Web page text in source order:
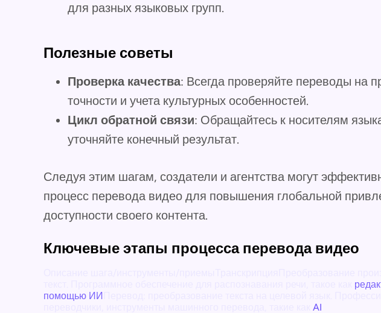
для разных языковых групп.
Полезные советы
Проверка качества: Всегда проверяйте переводы на
точности и учета культурных особенностей.
Цикл обратной связи: Обращайтесь к носителям
уточняйте конечный результат.
Следуя этим шагам, создатели и агентства могут
процесс перевода видео для повышения глобальной
доступности своего контента.
Ключевые этапы процесса перевода видео
помощью ИИ
AI